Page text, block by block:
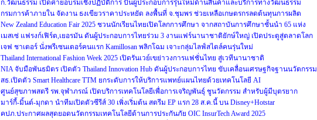
ก.วัฒนธรรม เปิดค่ายอบรมเชิงปฏิบัติการ ปั้นผู้ประกอบการรุ่นใหม่ด้านสินค้าและบริการทางวัฒนธรรม
กรมการค้าภายใน จัดงาน ธงเขียวราคาประหยัด ลงพื้นที่ จ.ชุมพร ช่วยเหลือเกษตรกรลดต้นทุนการผลิต
New Zealand Education Fair 2025 ชวนนักเรียนไทยเปิดโลกการศึกษา จากสถาบันการศึกษาชั้นนำ 65 แห่ง
เมสเซ่ แฟรงก์เฟิร์ต,เยอรมัน ดันผู้ประกอบการไทยร่วม 3 งานแฟร์นานาชาติยักษ์ใหญ่ เปิดประตูสู่ตลาดโลก
เจฟ ชาเตอร์ นั่งพรีเซนเตอร์คนแรก Kamillosan พลิกโฉม เจาะกลุ่มไลฟ์สไตล์คนรุ่นใหม่
Thailand International Fashion Week 2025 เปิดรันเวย์เขย่าวงการแฟชั่นไทย สู่เวทีนานาชาติ
NIA จับมือพันธมิตร เปิดตัว Thailand Innovation Hub ดันผู้ประกอบการไทย ขับเคลื่อนเศรษฐกิจฐานนวัตกรรม
สธ.เปิดตัว Smart Healthcare TTM ยกระดับการให้บริการแพทย์แผนไทยด้วยเทคโนโลยี AI
ศูนย์สุขภาพสตรี รพ.จุฬาภรณ์ เปิดบริการเทคโนโลยีเพื่อการเจริญพันธุ์ ชูนวัตกรรม สำหรับผู้มีบุตรยาก
มาร์กี้-มิ้นต์-มุกดา นำทีมเปิดตัวซีรีส์ 30 เพิ่งเริ่มต้น สตรีม EP แรก 28 ส.ค.นี้ บน Disney+Hotstar
คปภ.ประกาศผลสุดยอดนวัตกรรมเทคโนโลยีด้านการประกันภัย OIC InsurTech Award 2025